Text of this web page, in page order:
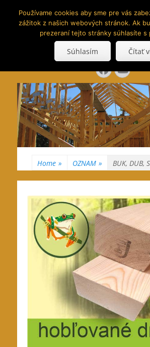
…kus prírody priamo k
Search
Home » OZNAM » BUK, DUB,
Používame cookies aby sme pre vás
zážitok z našich webových stránok. Ak
prezeraní tejto stránky súhlasíte s
Súhlasím Čítať